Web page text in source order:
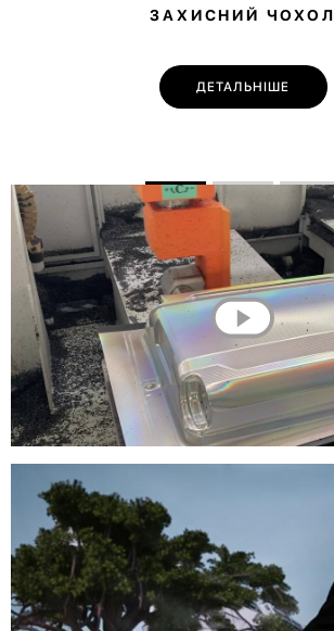
ЗАХИСНИЙ ЧОХОЛ
ДЕТАЛЬНІШЕ